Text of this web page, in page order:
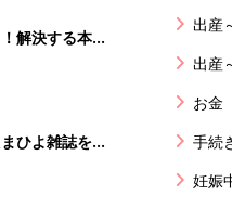
解決する本
4カ月～2才
ひよ雑誌を買
限定】
出産
出産
お金
手続
妊娠